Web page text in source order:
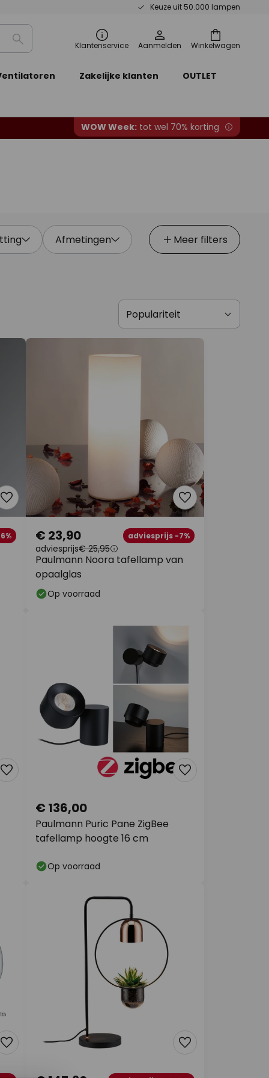
Keuze uit 50.000 lampen
Winkelwagen
Zoeken Klantenservice Aanmelden
Zakelijke klanten OUTLET
WOW Week: tot wel 70% korting
Afmetingen Meer filters
Paulmann Noora tafellamp van
opaalglas
€ 23,90 adviesprijs -7%
adviesprijs€ 25,95
Op voorraad
Paulmann Puric Pane ZigBee
tafellamp hoogte 16 cm
€ 136,00
Op voorraad